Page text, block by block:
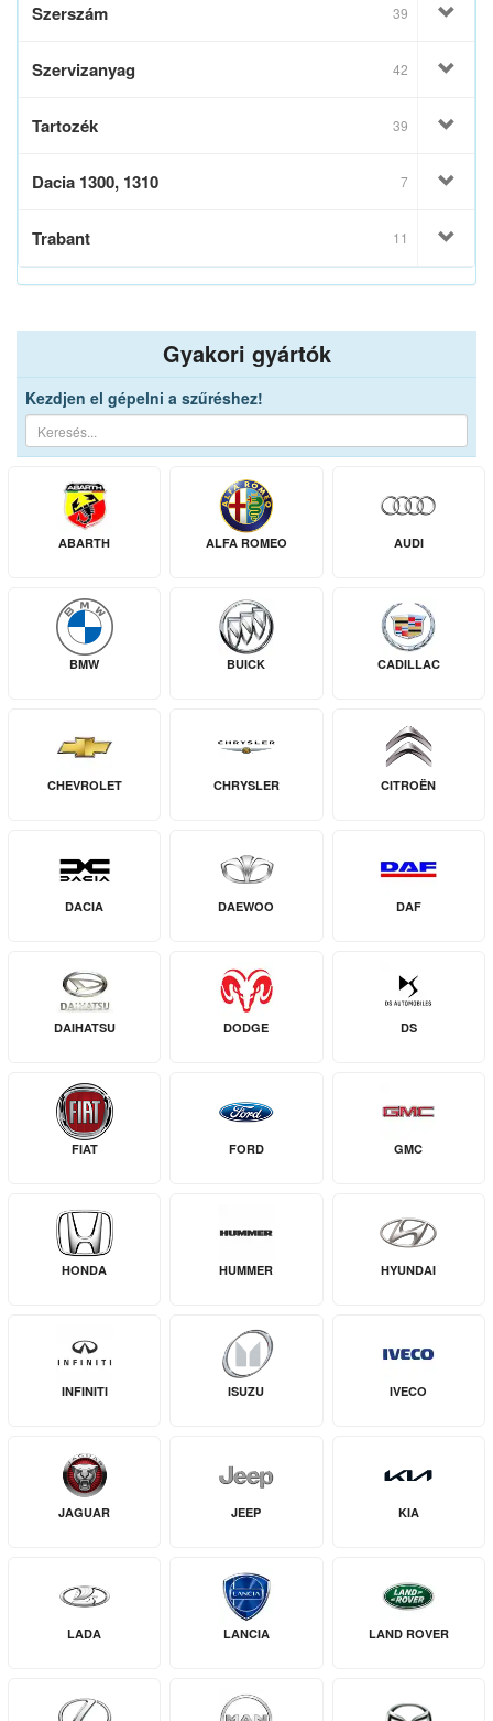
Szerszám 39
Szervizanyag 42
Tartozék 39
Dacia 1300, 1310 7
Trabant 11
Gyakori gyártók
Kezdjen el gépelni a szűréshez!
ABARTH ALFA ROMEO AUDI
BMW BUICK CADILLAC
CHEVROLET CHRYSLER CITROËN
DACIA DAEWOO DAF
DAIHATSU DODGE DS
FIAT FORD GMC
HONDA HUMMER HYUNDAI
INFINITI ISUZU IVECO
JAGUAR JEEP KIA
LADA LANCIA LAND ROVER